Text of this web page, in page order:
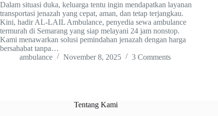
Dalam situasi duka, keluarga tentu ingin mendapatkan layanan
transportasi jenazah yang cepat, aman, dan tetap terjangkau.
Kini, hadir AL-LAIL Ambulance, penyedia sewa ambulance
termurah di Semarang yang siap melayani 24 jam nonstop.
Kami menawarkan solusi pemindahan jenazah dengan harga
bersahabat tanpa…
ambulance
November 8, 2025 3 Comments
Tentang Kami